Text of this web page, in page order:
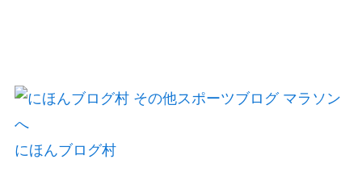
にほんブログ村